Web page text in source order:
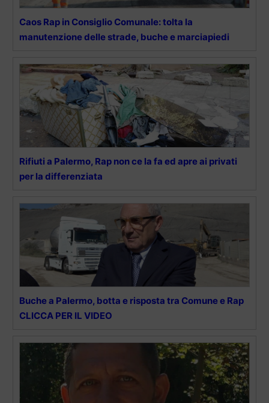
Caos Rap in Consiglio Comunale: tolta la
manutenzione delle strade, buche e marciapiedi
Rifiuti a Palermo, Rap non ce la fa ed apre ai privati
per la differenziata
Buche a Palermo, botta e risposta tra Comune e Rap
CLICCA PER IL VIDEO